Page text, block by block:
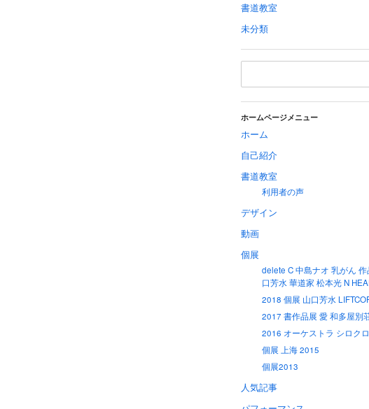
書道教室
未分類
ホームページメニュー
ホーム
自己紹介
書道教室
利用者の声
デザイン
動画
個展
delete C 中島ナオ 乳がん
口芳水 華道家 松本光 N
2018 個展 山口芳水
2017 書作品展 愛 和多屋別
2016 オーケストラ シロクロ
個展 上海 2015
個展2013
人気記事